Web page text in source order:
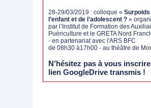
28-29/03/2019 : colloque « Surpoids
l’enfant et de l’adolescent ? »
par l’Institut de Formation des
Puériculture et le GRETA Nord
- en partenariat avec l'ARS BFC
de 08h30 à17h00 - au théâtre de
N’hésitez pas à vous
lien GoogleDrive transmis !